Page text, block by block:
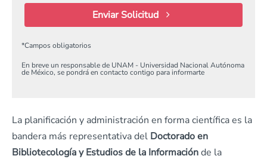
Enviar Solicitud
*Campos obligatorios
En breve un responsable de UNAM - Universidad Nacional Autónoma
de México, se pondrá en contacto contigo para informarte
La planificación y administración en forma científica es la
bandera más representativa del Doctorado en
Bibliotecología y Estudios de la Informaciónde la